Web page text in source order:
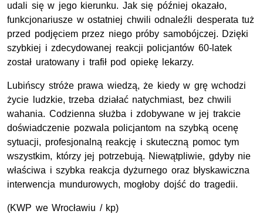
udali się w jego kierunku. Jak się później okazało,
funkcjonariusze w ostatniej chwili odnaleźli desperata tuż
przed podjęciem przez niego próby samobójczej. Dzięki
szybkiej i zdecydowanej reakcji policjantów 60-latek
został uratowany i trafił pod opiekę lekarzy.
Lubińscy stróże prawa wiedzą, że kiedy w grę wchodzi
życie ludzkie, trzeba działać natychmiast, bez chwili
wahania. Codzienna służba i zdobywane w jej trakcie
doświadczenie pozwala policjantom na szybką ocenę
sytuacji, profesjonalną reakcję i skuteczną pomoc tym
wszystkim, którzy jej potrzebują. Niewątpliwie, gdyby nie
właściwa i szybka reakcja dyżurnego oraz błyskawiczna
interwencja mundurowych, mogłoby dojść do tragedii.
(KWP we Wrocławiu / kp)